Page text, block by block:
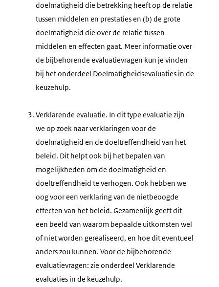
doelmatigheid die betrekking heeft op de relatie
tussen middelen en prestaties en (b) de grote
doelmatigheid die over de relatie tussen
middelen en effecten gaat. Meer informatie over
de bijbehorende evaluatievragen kun je vinden
bij het onderdeel Doelmatigheidsevaluaties in de
keuzehulp.
Verklarende evaluatie. In dit type evaluatie zijn
we op zoek naar verklaringen voor de
doelmatigheid en de doeltreffendheid van het
beleid. Dit helpt ook bij het bepalen van
mogelijkheden om de doelmatigheid en
doeltreffendheid te verhogen. Ook hebben we
oog voor een verklaring van de nietbeoogde
effecten van het beleid. Gezamenlijk geeft dit
een beeld van waarom bepaalde uitkomsten wel
of niet worden gerealiseerd, en hoe dit eventueel
anders zou kunnen. Voor de bijbehorende
evaluatievragen: zie onderdeel Verklarende
evaluaties in de keuzehulp.